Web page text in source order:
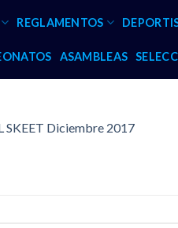
REGLAMENTOS
ASAMBLEAS
Diciembre 2017